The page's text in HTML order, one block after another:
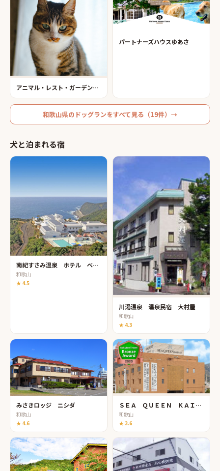
アニマル・レスト・ガーデン和歌山
パートナーズハウスゆあさ
和歌山県の ドッグランをすべて見る（19件）→
犬と泊まれる宿
南紀すさみ温泉 ホテル ベルヴェデーレ
和歌山
★ 4.5
川湯温泉 温泉民宿 大村屋
和歌山
★ 4.3
みさきロッジ ニシダ
和歌山
★ 4.6
ＳＥＡ ＱＵＥＥＮ ＫＡＩＮＡＮ（シークィーン海南）
和歌山
★3.6